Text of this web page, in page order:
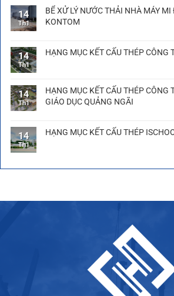
14
Th1
BỂ XỬ LÝ NƯỚC THẢI NHÀ MÁY MI
KONTOM
14
Th1
HẠNG MỤC KẾT CẤU THÉP CÔNG
14
Th1
HẠNG MỤC KẾT CẤU THÉP CÔNG
GIÁO DỤC QUẢNG NGÃI
14
Th1
HẠNG MỤC KẾT CẤU THÉP